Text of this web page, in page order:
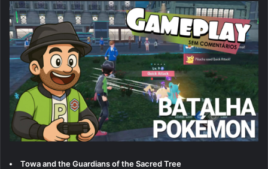
Towa and the Guardians of the Sacred Tree